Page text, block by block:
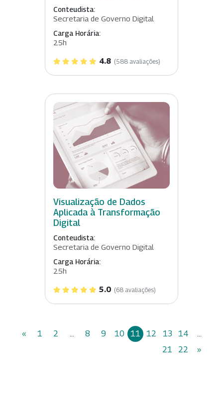
Conteudista:
Secretaria de Governo Digital
Carga Horária:
25h
4.8 (588 avaliações)
Visualização de Dados
Aplicada à Transformação
Digital
Conteudista:
Secretaria de Governo Digital
Carga Horária:
25h
5.0 (68 avaliações)
« 1 2 ... 8 9 10 11 12 13 14
...
21
22 »